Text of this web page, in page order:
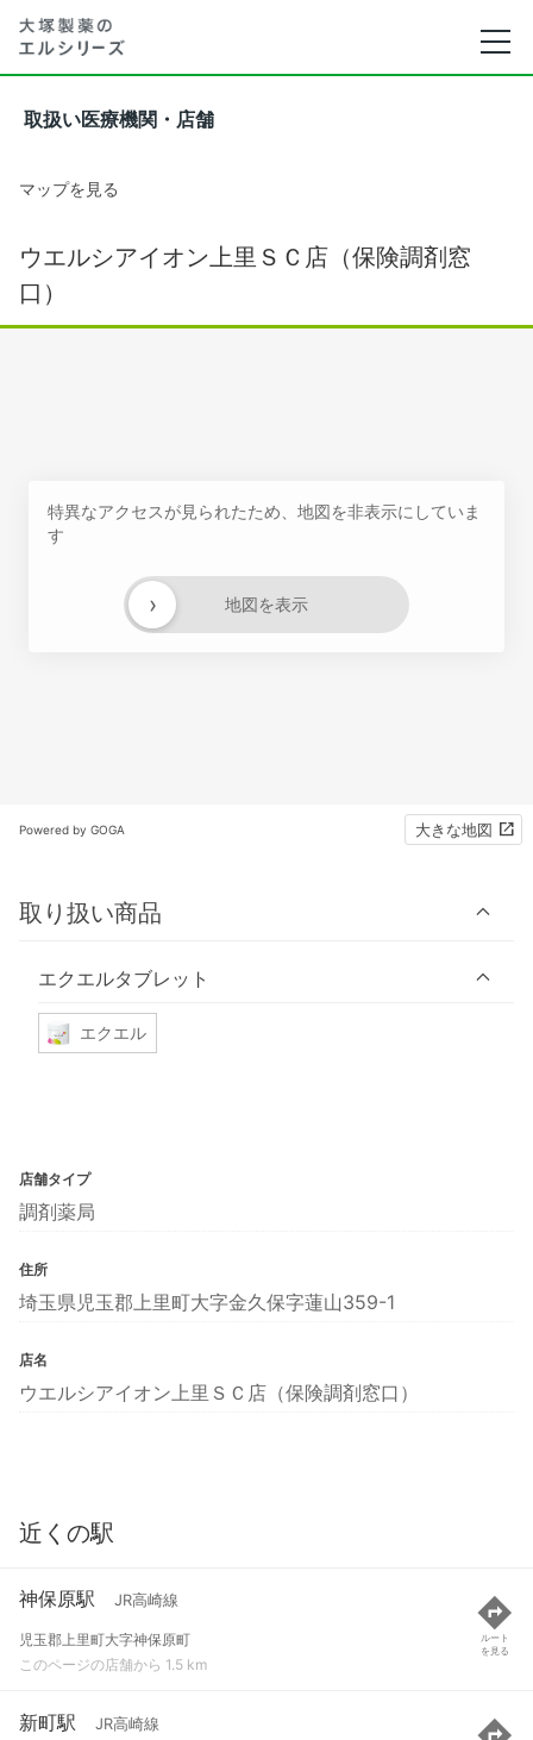
取扱い医療機関・店舗
マップを見る
ウエルシアイオン上里ＳＣ店（保険調剤窓
口）
特異なアクセスが見られたため、地図を非表示にしていま
す
地図を表示
›
Powered by GOGA 大きな地図
取り扱い商品
エクエルタブレット
エクエル
店舗タイプ
調剤薬局
住所
埼玉県児玉郡上里町大字金久保字蓮山359-1
店名
ウエルシアイオン上里ＳＣ店（保険調剤窓口）
近くの駅
神保原駅 JR高崎線
児玉郡上里町大字神保原町
このページの店舗から 1.5 km
ルート
を見る
新町駅 JR高崎線